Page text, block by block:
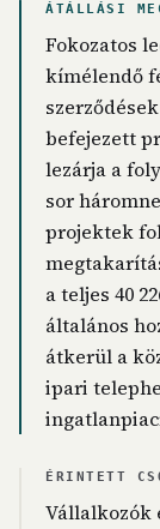
ÁTÁLLÁSI
Fokozatos
kímélendő
befejezett
lezárja a
sor
projektek
a teljes 40
általános
átkerül a
ipari
ÉRINTETT
Vállalkozók